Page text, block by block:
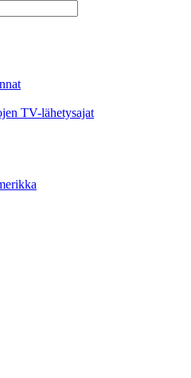
TV-lähetysajat